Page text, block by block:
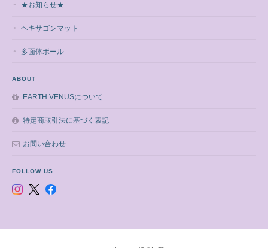
★お知らせ★
ヘキサゴンマット
多面体ボール
ABOUT
EARTH VENUSについて
特定商取引法に基づく表記
お問い合わせ
FOLLOW US